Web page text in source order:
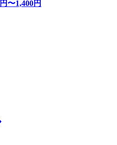
円〜1,400円